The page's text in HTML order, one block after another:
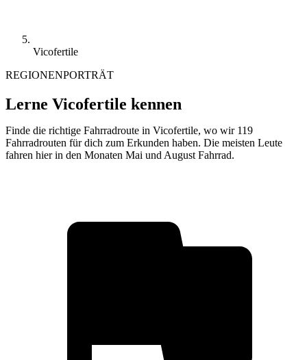
Vicofertile
REGIONENPORTRÄT
Lerne Vicofertile kennen
Finde die richtige Fahrradroute in Vicofertile, wo wir 119
Fahrradrouten für dich zum Erkunden haben. Die meisten Leute
fahren hier in den Monaten Mai und August Fahrrad.